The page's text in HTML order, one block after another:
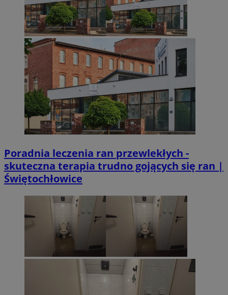
Poradnia leczenia ran przewlekłych -
skuteczna terapia trudno gojących się ran |
Świętochłowice